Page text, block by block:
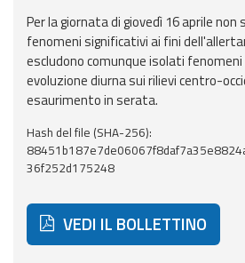
Dati osservati
Radar meteo
Strumenti
Operativi
Report
Per la giornata di giovedì 16 aprile non
fenomeni significativi ai fini
escludono comunque isolati
evoluzione diurna sui rilievi centro-
esaurimento in serata.
Hash del file (SHA-256):
36f252d175248
VEDI IL BOLLETTINO